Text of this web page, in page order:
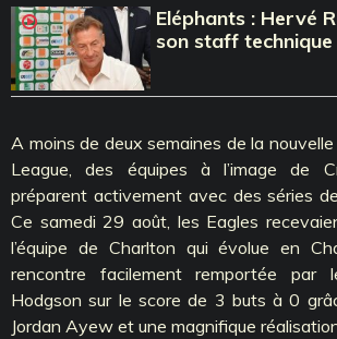
Eléphants : Hervé
son staff technique
A moins de deux semaines de la
League, des équipes à l’image de
préparent activement avec des séries
Ce samedi 29 août, les Eagles
l’équipe de Charlton qui évolue en
rencontre facilement remportée par
Hodgson sur le score de 3 buts à 0
Jordan Ayew et une magnifique